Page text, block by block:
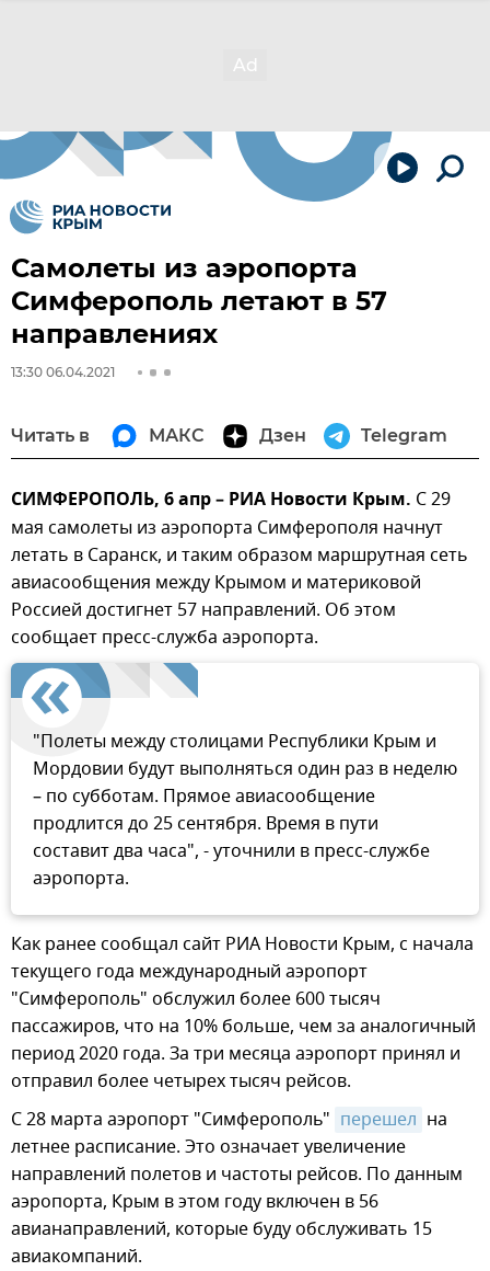
Самолеты из аэропорта
Симферополь летают в 57
направлениях
13:30 06.04.2021
Читать в МАКС Дзен Telegram
СИМФЕРОПОЛЬ, 6 апр – РИА Новости Крым. С 29
мая самолеты из аэропорта Симферополя начнут
летать в Саранск, и таким образом маршрутная сеть
авиасообщения между Крымом и материковой
Россией достигнет 57 направлений. Об этом
сообщает пресс-служба аэропорта.
"Полеты между столицами Республики Крым и
Мордовии будут выполняться один раз в неделю
– по субботам. Прямое авиасообщение
продлится до 25 сентября. Время в пути
составит два часа", - уточнили в пресс-службе
аэропорта.
Как ранее сообщал сайт РИА Новости Крым, с начала
текущего года международный аэропорт
"Симферополь" обслужил более 600 тысяч
пассажиров, что на 10% больше, чем за аналогичный
период 2020 года. За три месяца аэропорт принял и
отправил более четырех тысяч рейсов.
С 28 марта аэропорт "Симферополь" перешел на
летнее расписание. Это означает увеличение
направлений полетов и частоты рейсов. По данным
аэропорта, Крым в этом году включен в 56
авианаправлений, которые буду обслуживать 15
авиакомпаний.